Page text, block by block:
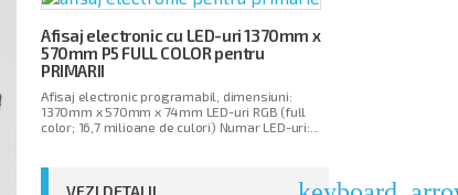
Afisaj electronic cu LED-uri 1370mm x
570mm P5 FULL COLOR pentru
PRIMARII
Afisaj electronic programabil, dimensiuni:
1370mm x 570mm x 74mm LED-uri RGB (full
color; 16,7 milioane de culori) Numar LED-uri:...